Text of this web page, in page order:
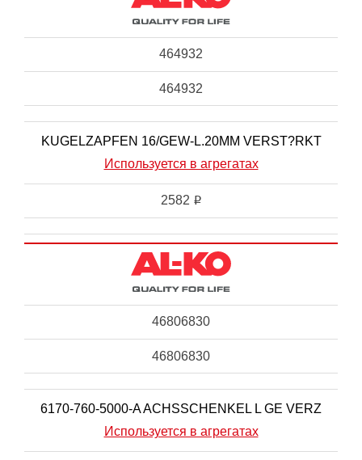
464932
464932
KUGELZAPFEN 16/GEW-L.20MM VERST?RKT
Используется в агрегатах
2582 i
46806830
46806830
6170-760-5000-A ACHSSCHENKEL L GE VERZ
Используется в агрегатах